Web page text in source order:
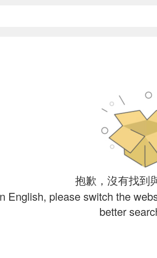
抱歉，沒有找到
English, please switch the
better